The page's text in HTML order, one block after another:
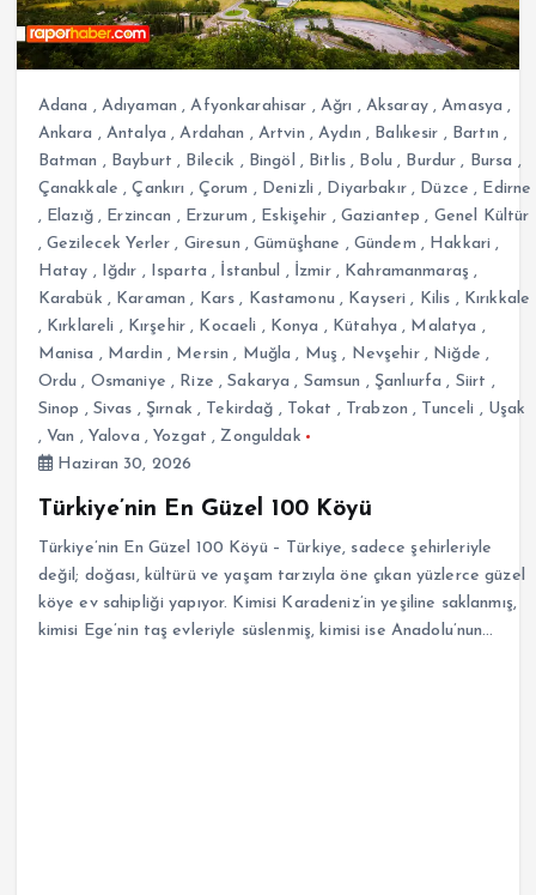
Adana , Adıyaman ,Afyonkarahisar , Ağrı , Aksaray,Amasya ,
Ankara , Antalya ,Ardahan , Artvin ,Aydın , Balıkesir , Bartın ,
Batman , Bayburt , Bilecik , Bingöl , Bitlis , Bolu , Burdur , Bursa ,
Çanakkale ,Çankırı , Çorum , Denizli , Diyarbakır, Düzce , Edirne
, Elazığ, Erzincan , Erzurum , Eskişehir , Gaziantep , Genel Kültür
, Gezilecek Yerler , Giresun ,Gümüşhane , Gündem , Hakkari ,
Hatay , Iğdır , Isparta , İstanbul , İzmir, Kahramanmaraş ,
Karabük , Karaman , Kars , Kastamonu , Kayseri , Kilis , Kırıkkale
, Kırklareli , Kırşehir, Kocaeli , Konya , Kütahya , Malatya ,
Manisa , Mardin , Mersin , Muğla , Muş , Nevşehir, Niğde ,
Ordu , Osmaniye , Rize ,Sakarya , Samsun , Şanlıurfa , Siirt ,
Sinop , Sivas , Şırnak , Tekirdağ , Tokat , Trabzon , Tunceli , Uşak
, Van , Yalova ,Yozgat ,Zonguldak
Haziran 30, 2026
Türkiye’nin En Güzel 100 Köyü
Türkiye’nin En Güzel 100 Köyü – Türkiye, sadece şehirleriyle
değil; doğası, kültürü ve yaşam tarzıyla öne çıkan yüzlerce güzel
köye ev sahipliği yapıyor. Kimisi Karadeniz’in yeşiline saklanmış,
kimisi Ege’nin taş evleriyle süslenmiş, kimisi ise Anadolu’nun…